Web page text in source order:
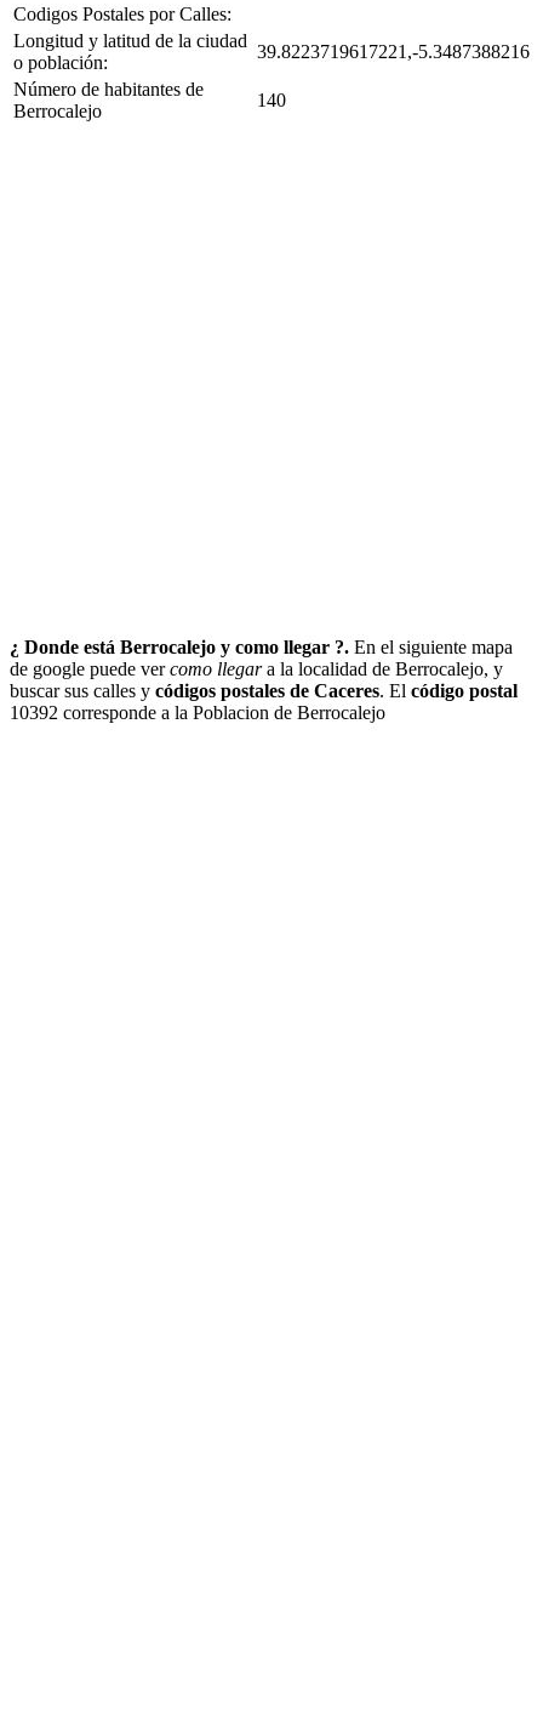
Codigos Postales por Calles:
Longitud y latitud de la ciudad
o población:
39.8223719617221,-5.3487388216
Número de habitantes de
Berrocalejo
140
¿ Donde está Berrocalejo y como llegar ?. En el siguiente mapa
de google puede vercomo llegara la localidad de Berrocalejo, y
buscar sus calles y códigos postales de Caceres. El código postal
10392 corresponde a la Poblacion de Berrocalejo